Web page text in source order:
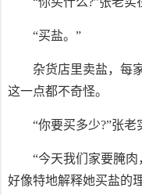
“买盐。”
杂货店里卖盐，每
这一点都不奇怪。
“你要买多少?”张老
“今天我们家要腌
好像特地解释她买盐的